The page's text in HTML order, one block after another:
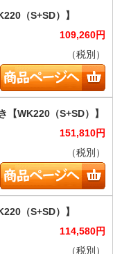
109,260円
（税別）
151,810円
（税別）
114,580円
（税別）